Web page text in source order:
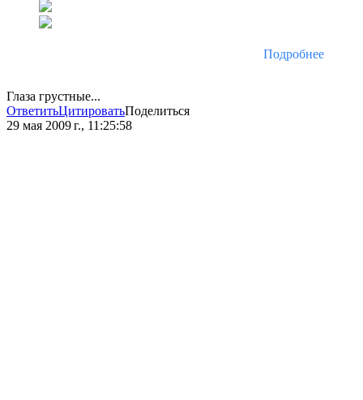
Подробнее
Глаза грустные...
ОтветитьЦитироватьПоделиться
29 мая 2009 г., 11:25:58